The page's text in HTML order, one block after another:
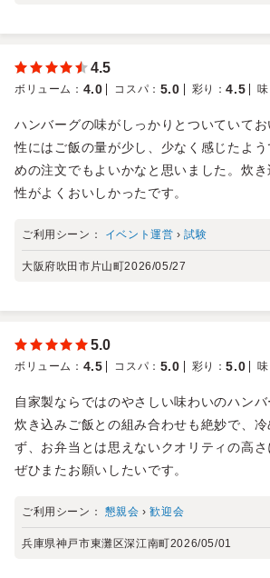
4.5
ボリューム ： 4.0 コスパ ： 5.0 彩り ：4.5 味
ハンバーグの味がしっかりとついていて
性にはご飯の量が少し、少なく感じたよ
めの注文でもよいかなと思いました。炊
性がよくおいしかったです。
ご利用シーン： イベント運営 ›試験
大阪府吹田市片山町2026/05/27
5.0
ボリューム ： 4.5 コスパ ： 5.0 彩り ：5.0 味
自家製ならではのやさしい味わいのハンバ
炊き込みご飯との組み合わせも絶妙で、
ず、お弁当とは思えないクオリティの高さ
ぜひまたお願いしたいです。
ご利用シーン： 懇親会 ›歓迎会
兵庫県神戸市東灘区深江南町2026/05/01